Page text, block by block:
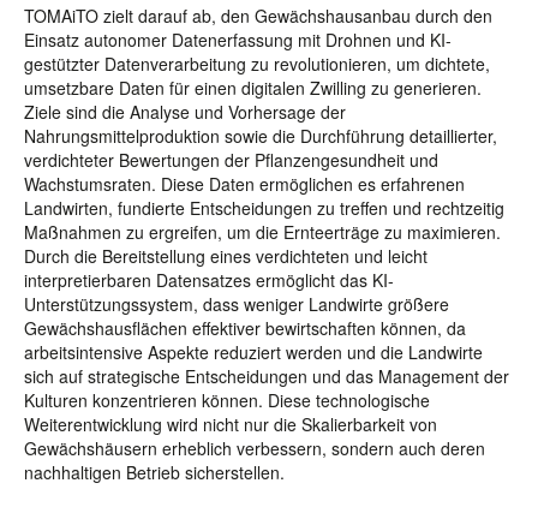
TOMAiTO zielt darauf ab, den Gewächshausanbau durch den
Einsatz autonomer Datenerfassung mit Drohnen und KI-
gestützter Datenverarbeitung zu revolutionieren, um dichtete,
umsetzbare Daten für einen digitalen Zwilling zu generieren.
Ziele sind die Analyse und Vorhersage der
Nahrungsmittelproduktion sowie die Durchführung detaillierter,
verdichteter Bewertungen der Pflanzengesundheit und
Wachstumsraten. Diese Daten ermöglichen es erfahrenen
Landwirten, fundierte Entscheidungen zu treffen und rechtzeitig
Maßnahmen zu ergreifen, um die Ernteerträge zu maximieren.
Durch die Bereitstellung eines verdichteten und leicht
interpretierbaren Datensatzes ermöglicht das KI-
Unterstützungssystem, dass weniger Landwirte größere
Gewächshausflächen effektiver bewirtschaften können, da
arbeitsintensive Aspekte reduziert werden und die Landwirte
sich auf strategische Entscheidungen und das Management der
Kulturen konzentrieren können. Diese technologische
Weiterentwicklung wird nicht nur die Skalierbarkeit von
Gewächshäusern erheblich verbessern, sondern auch deren
nachhaltigen Betrieb sicherstellen.